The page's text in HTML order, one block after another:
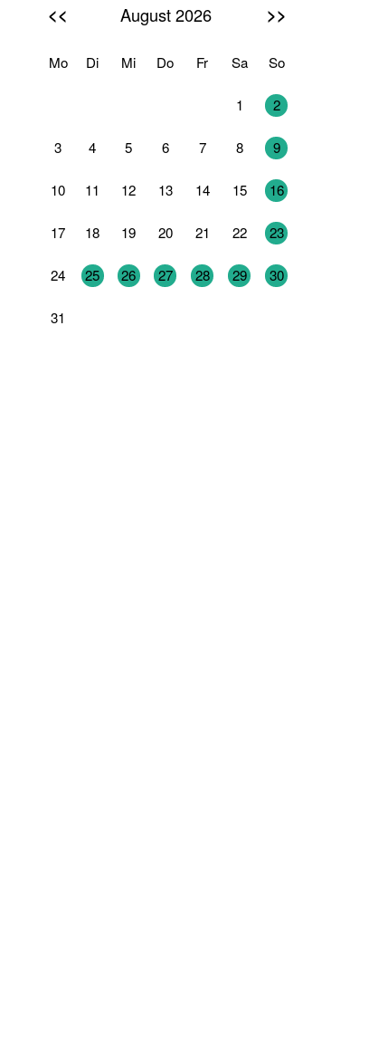
<< August 2026 >>
Mo Di Mi Do Fr Sa So
1 2
3 4 5 6 7 8 9
10 11 12 13 14 15 16
17 18 19 20 21 22 23
24 25 26 27 28 29 30
31